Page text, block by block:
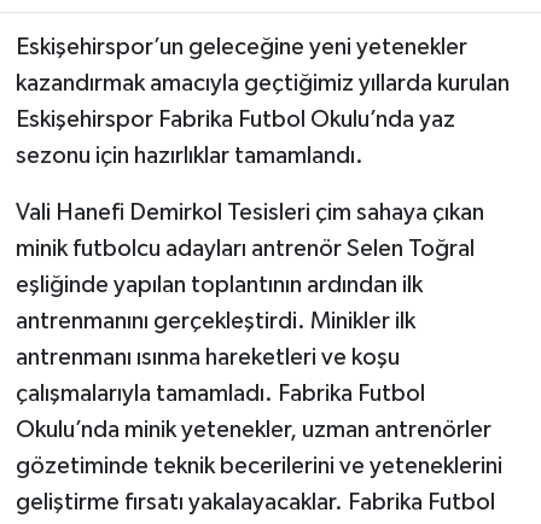
Eskişehirspor’un geleceğine yeni yetenekler
kazandırmak amacıyla geçtiğimiz yıllarda kurulan
Eskişehirspor Fabrika Futbol Okulu’nda yaz
sezonu için hazırlıklar tamamlandı.
Vali Hanefi Demirkol Tesisleri çim sahaya çıkan
minik futbolcu adayları antrenör Selen Toğral
eşliğinde yapılan toplantının ardından ilk
antrenmanını gerçekleştirdi. Minikler ilk
antrenmanı ısınma hareketleri ve koşu
çalışmalarıyla tamamladı. Fabrika Futbol
Okulu’nda minik yetenekler, uzman antrenörler
gözetiminde teknik becerilerini ve yeteneklerini
geliştirme fırsatı yakalayacaklar. Fabrika Futbol